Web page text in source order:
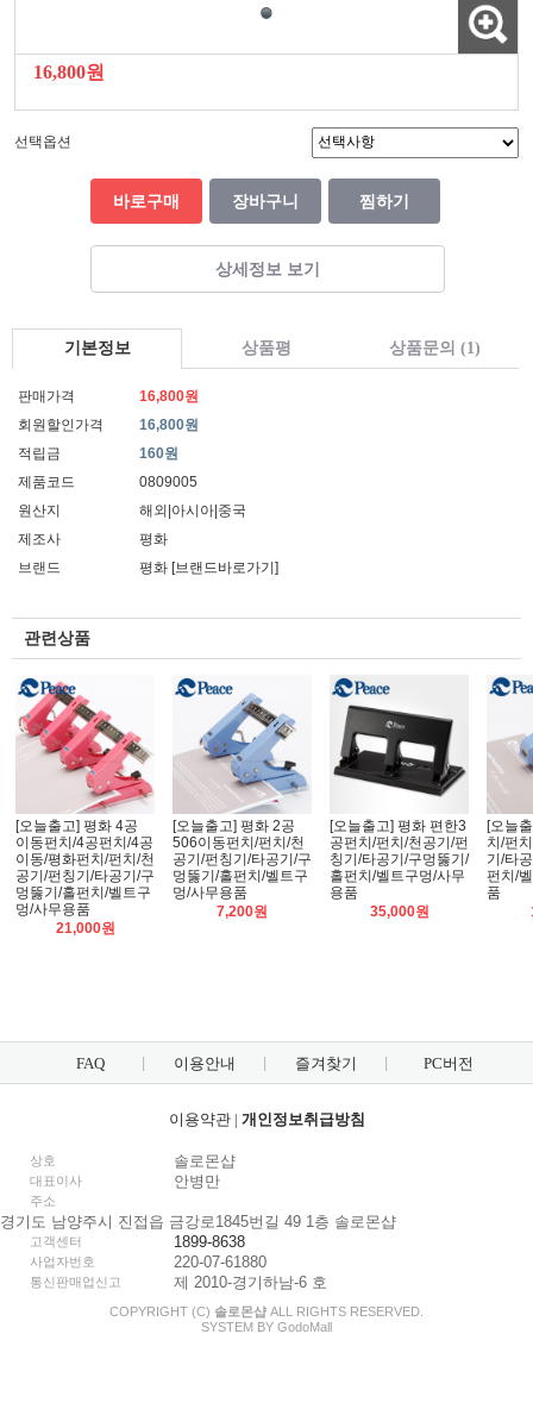
16,800원
선택옵션
바로구매 장바구니 찜하기
상세정보 보기
기본정보 상품평 상품문의 (1)
판매가격
16,800원
회원할인가격
16,800원
적립금
160원
제품코드
0809005
원산지
해외|아시아|중국
제조사
평화
브랜드
평화 [브랜드바로가기]
관련상품
[오늘출고] 평화 4공
이동펀치/4공펀치/4공
이동/평화펀치/펀치/천
공기/펀칭기/타공기/구
멍뚫기/홀펀치/벨트구
멍/사무용품
21,000원
[오늘출고] 평화 2공
506이동펀치/펀치/천
공기/펀칭기/타공기/구
멍뚫기/홀펀치/벨트구
멍/사무용품
7,200원
[오늘출고] 평화 편한3
공펀치/펀치/천공기/펀
칭기/타공기/구멍뚫기/
홀펀치/벨트구멍/사무
용품
35,000원
[오늘
치/펀
기/타
펀치/
품
FAQ 이용안내 즐겨찾기 PC버전
이용약관| 개인정보취급방침
상호 솔로몬샵
대표이사 안병만
주소
경기도 남양주시 진접읍 금강로1845번길 49 1층 솔로몬샵
고객센터 1899-8638
사업자번호 220-07-61880
통신판매업신고 제 2010-경기하남-6 호
COPYRIGHT (C) 솔로몬샵 ALL RIGHTS RESERVED.
SYSTEM BY GodoMall